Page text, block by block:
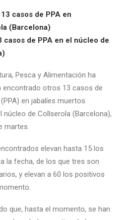
casos de PPA en el núcleo de
Pesca y Alimentación ha
encontrado otros 13 casos de
en jabalíes muertos
de Collserola (Barcelona),
martes.
elevan hasta 15 los
la fecha, de los que tres son
y elevan a 60 los positivos
que, hasta el momento, se han